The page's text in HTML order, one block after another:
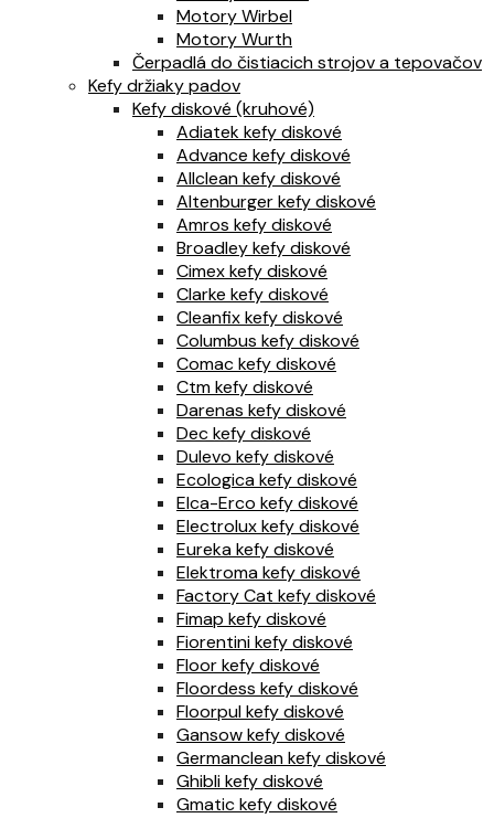
Motory Wirbel
Motory Wurth
Čerpadlá do čistiacich strojov a tepovačov
Kefy držiaky padov
Kefy diskové (kruhové)
Adiatek kefy diskové
Advance kefy diskové
Allclean kefy diskové
Altenburger kefy diskové
Amros kefy diskové
Broadley kefy diskové
Cimex kefy diskové
Clarke kefy diskové
Cleanfix kefy diskové
Columbus kefy diskové
Comac kefy diskové
Ctm kefy diskové
Darenas kefy diskové
Dec kefy diskové
Dulevo kefy diskové
Ecologica kefy diskové
Elca-Erco kefy diskové
Electrolux kefy diskové
Eureka kefy diskové
Elektroma kefy diskové
Factory Cat kefy diskové
Fimap kefy diskové
Fiorentini kefy diskové
Floor kefy diskové
Floordess kefy diskové
Floorpul kefy diskové
Gansow kefy diskové
Germanclean kefy diskové
Ghibli kefy diskové
Gmatic kefy diskové